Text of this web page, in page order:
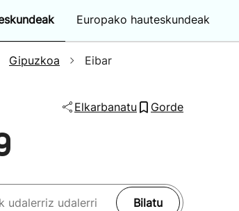
Zuzenekoak
Azken berriak
Europako hauteskundeak
Gipuzkoa Eibar
Elkarbanatu Gorde
Bilatu